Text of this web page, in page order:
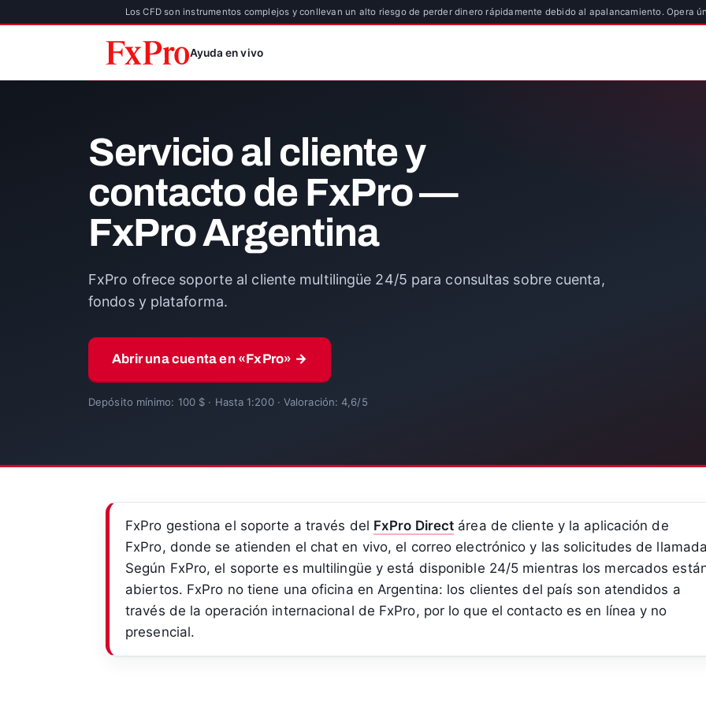
Los CFD son instrumentos complejos y conllevan un alto riesgo de perder dinero rápidamente debido al apalancamiento. Opera
Ayuda en vivo
Servicio al cliente y
contacto de FxPro —
FxPro Argentina
FxPro ofrece soporte al cliente multilingüe 24/5 para consultas sobre cuenta,
fondos y plataforma.
Abrir una cuenta en «FxPro» →
Depósito mínimo: 100 $ · Hasta 1:200 · Valoración: 4,6/5
FxPro gestiona el soporte a través del FxPro Direct área de cliente y la aplicación de
FxPro, donde se atienden el chat en vivo, el correo electrónico y las solicitudes de
Según FxPro, el soporte es multilingüe y está disponible 24/5 mientras los mercados
abiertos. FxPro no tiene una oficina en Argentina: los clientes del país son atendidos a
través de la operación internacional de FxPro, por lo que el contacto es en línea y no
presencial.